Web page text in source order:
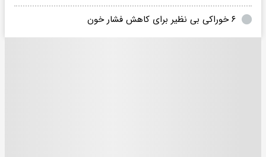
۶ خوراکی بی نظیر برای کاهش فشار خون